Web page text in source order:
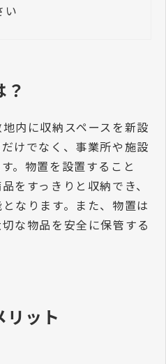
い
内に収納スペースを新設
けでなく、事業所や施設
。物置を設置すること
をすっきりと収納でき、
なります。また、物置は
な物品を安全に保管する
リット